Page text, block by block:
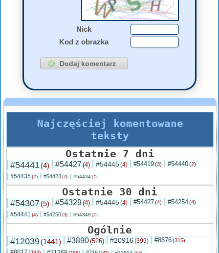
Nick
Kod z obrazka
Najczęściej komentowane
teksty
Ostatnie 7 dni
#54441(4) #54427 (4) #54445(4) #54419(3) #54440(2)
#54435 (2) #54423 (2) #54434 (2)
Ostatnie 30 dni
#54307 (5) #54329(4) #54445(4) #54427(4) #54254(4)
#54441 (4) #54250 (3) #54348 (3)
Ogólnie
#12039(1441) #3890(526) #20916 (399) #8676(315)